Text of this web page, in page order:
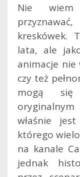
Nie
kreskówek.
lata, ale
animacje nie
czy też
mogą
oryginalnym
właśnie
którego
na kanale
jednak